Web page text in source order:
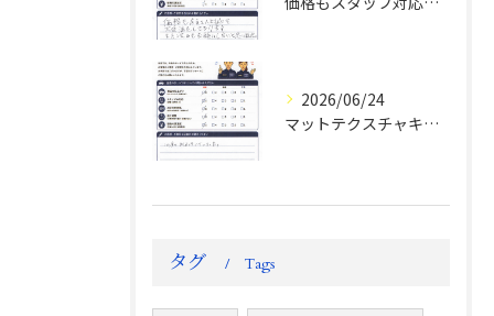
2026/06/24
マットテクスチャキーパー施工後のお客様の声
タグ Tags